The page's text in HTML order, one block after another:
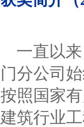
一直以来
门分公司
按照国家
建筑行业